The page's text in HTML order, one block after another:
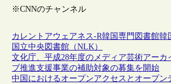
※CNNのチャンネル
カレントアウェアネス-R韓国専門図書館韓
国立中央図書館（NLK）
文化庁、平成28年度のメディア芸術アーカ
ブ推進支援事業の補助対象の募集を開始
中国におけるオープンアクセスとオープン